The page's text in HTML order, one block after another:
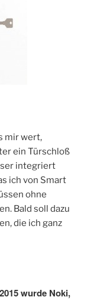
mir wert,
ein Türschloß
integriert
ich von Smart
ohne
Bald soll dazu
die ich ganz
wurde Noki,